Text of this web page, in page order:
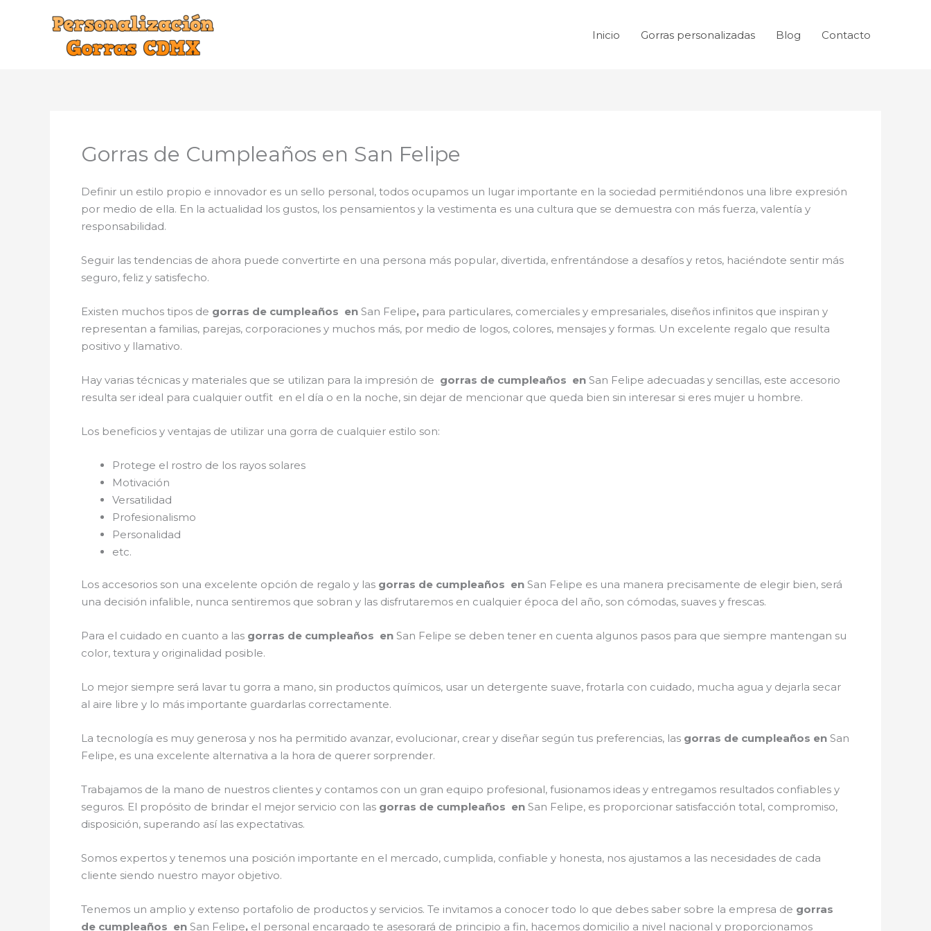
Inicio Gorras personalizadas Blog Contacto
Gorras de Cumpleaños en San Felipe
Definir un estilo propio e innovador es un sello personal, todos ocupamos un lugar importante en la sociedad permitiéndonos una libre expresión
por medio de ella. En la actualidad los gustos, los pensamientos y la vestimenta es una cultura que se demuestra con más fuerza, valentía y
responsabilidad.
Seguir las tendencias de ahora puede convertirte en una persona más popular, divertida, enfrentándose a desafíos y retos, haciéndote sentir más
seguro, feliz y satisfecho.
Existen muchos tipos de gorras de cumpleaños en San Felipe, para particulares, comerciales y empresariales, diseños infinitos que inspiran y
representan a familias, parejas, corporaciones y muchos más, por medio de logos, colores, mensajes y formas. Un excelente regalo que resulta
positivo y llamativo.
Hay varias técnicas y materiales que se utilizan para la impresión de gorras de cumpleaños en San Felipe adecuadas y sencillas, este accesorio
resulta ser ideal para cualquier outfit en el día o en la noche, sin dejar de mencionar que queda bien sin interesar si eres mujer u hombre.
Los beneficios y ventajas de utilizar una gorra de cualquier estilo son:
Protege el rostro de los rayos solares
Motivación
Versatilidad
Profesionalismo
Personalidad
etc.
Los accesorios son una excelente opción de regalo y las gorras de cumpleaños en San Felipe es una manera precisamente de elegir bien, será
una decisión infalible, nunca sentiremos que sobran y las disfrutaremos en cualquier época del año, son cómodas, suaves y frescas.
Para el cuidado en cuanto a las gorras de cumpleaños en San Felipe se deben tener en cuenta algunos pasos para que siempre mantengan su
color, textura y originalidad posible.
Lo mejor siempre será lavar tu gorra a mano, sin productos químicos, usar un detergente suave, frotarla con cuidado, mucha agua y dejarla secar
al aire libre y lo más importante guardarlas correctamente.
La tecnología es muy generosa y nos ha permitido avanzar, evolucionar, crear y diseñar según tus preferencias, las gorras de cumpleaños en San
Felipe, es una excelente alternativa a la hora de querer sorprender.
Trabajamos de la mano de nuestros clientes y contamos con un gran equipo profesional, fusionamos ideas y entregamos resultados confiables y
seguros. El propósito de brindar el mejor servicio con las gorras de cumpleaños en San Felipe, es proporcionar satisfacción total, compromiso,
disposición, superando así las expectativas.
Somos expertos y tenemos una posición importante en el mercado, cumplida, confiable y honesta, nos ajustamos a las necesidades de cada
cliente siendo nuestro mayor objetivo.
Tenemos un amplio y extenso portafolio de productos y servicios. Te invitamos a conocer todo lo que debes saber sobre la empresa de gorras
de cumpleaños en San Felipe, el personal encargado te asesorará de principio a fin, hacemos domicilio a nivel nacional y proporcionamos